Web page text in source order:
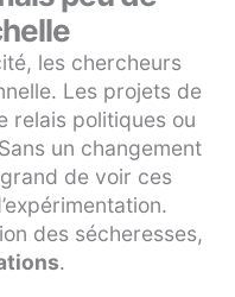
les chercheurs
Les projets de
relais politiques ou
un changement
de voir ces
des sécheresses,
.